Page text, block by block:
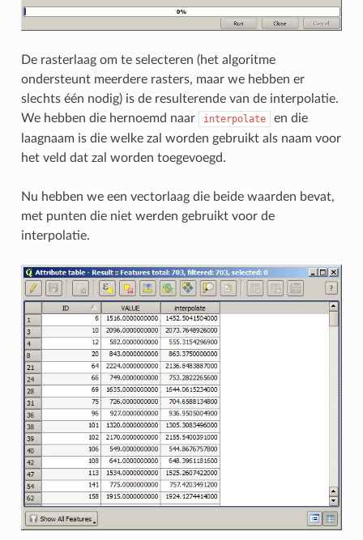
De rasterlaag om te selecteren (het algoritme
ondersteunt meerdere rasters, maar we hebben er
slechts één nodig) is de resulterende van de interpolatie.
We hebben die hernoemd naar
interpolate
en die
laagnaam is die welke zal worden gebruikt als naam voor
het veld dat zal worden toegevoegd.
Nu hebben we een vectorlaag die beide waarden bevat,
met punten die niet werden gebruikt voor de
interpolatie.